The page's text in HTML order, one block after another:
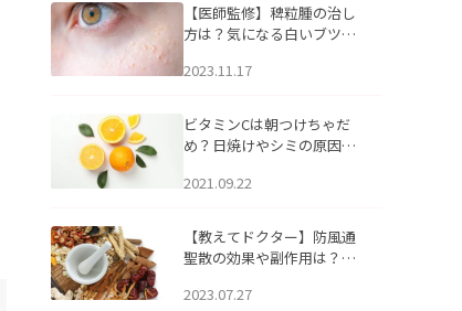
【医師監修】稗粒腫の治し
方は？気になる白いブツブ
アについて
2023.11.17
ビタミンCは朝つけちゃだ
め？日焼けやシミの原因に
2021.09.22
【教えてドクター】防風通
聖散の効果や副作用は？長
2023.07.27